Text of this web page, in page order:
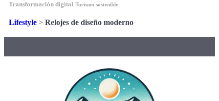
Transformación digital
Turismo sostenible
Lifestyle > Relojes de diseño moderno